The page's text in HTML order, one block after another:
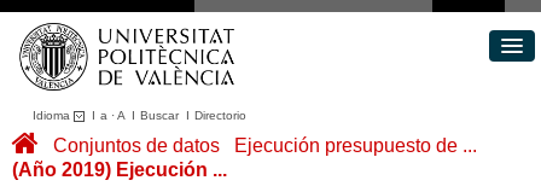
Idioma I a ·A I BuscarI Directorio
Conjuntos de datos
Áreas
Conjuntos de datos
Ejecución presupuesto de ...
(Año 2019) Ejecución ...